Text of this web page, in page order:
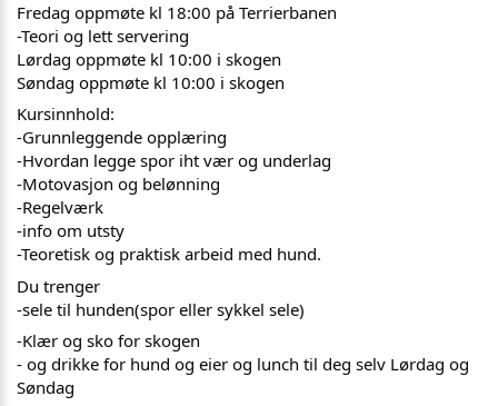
Fredag oppmøte kl 18:00 på Terrierbanen
-Teori og lett servering
Lørdag oppmøte kl 10:00 i skogen
Søndag oppmøte kl 10:00 i skogen
Kursinnhold:
-Grunnleggende opplæring
-Hvordan legge spor iht vær og underlag
-Motovasjon og belønning
-Regelværk
-info om utsty
-Teoretisk og praktisk arbeid med hund.
Du trenger
-sele til hunden(spor eller sykkel sele)
-Klær og sko for skogen
- og drikke for hund og eier og lunch til deg selv Lørdag og
Søndag